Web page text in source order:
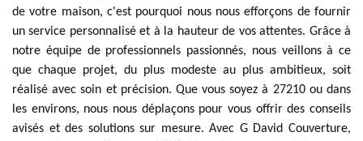
de votre maison, c'est pourquoi nous nous efforçons de fournir
un service personnalisé et à la hauteur de vos attentes. Grâce à
notre équipe de professionnels passionnés, nous veillons à ce
que chaque projet, du plus modeste au plus ambitieux, soit
réalisé avec soin et précision. Que vous soyez à 27210 ou dans
les environs, nous nous déplaçons pour vous offrir des conseils
avisés et des solutions sur mesure. Avec G David Couverture,